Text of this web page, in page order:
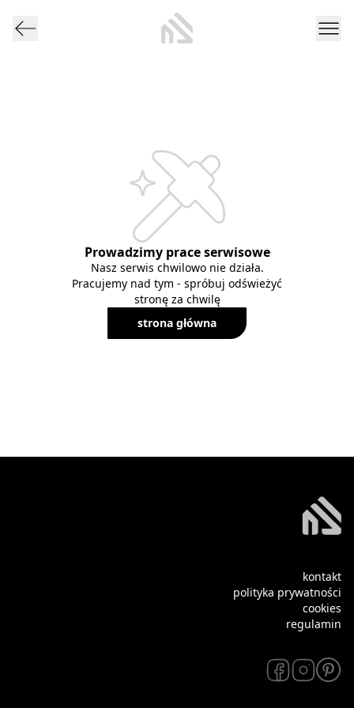
Prowadzimy prace serwisowe
Nasz serwis chwilowo nie działa.
Pracujemy nad tym - spróbuj odświeżyć
stronę za chwilę
strona główna
kontakt
polityka prywatności
cookies
regulamin